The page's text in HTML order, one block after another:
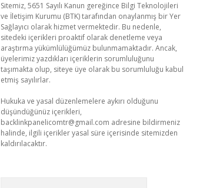
Sitemiz, 5651 Sayılı Kanun gereğince Bilgi Teknolojileri
ve İletişim Kurumu (BTK) tarafından onaylanmış bir Yer
Sağlayıcı olarak hizmet vermektedir. Bu nedenle,
sitedeki içerikleri proaktif olarak denetleme veya
araştırma yükümlülüğümüz bulunmamaktadır. Ancak,
üyelerimiz yazdıkları içeriklerin sorumluluğunu
taşımakta olup, siteye üye olarak bu sorumluluğu kabul
etmiş sayılırlar.
Hukuka ve yasal düzenlemelere aykırı olduğunu
düşündüğünüz içerikleri,
backlinkpanelicomtr@gmail.com adresine bildirmeniz
halinde, ilgili içerikler yasal süre içerisinde sitemizden
kaldırılacaktır.